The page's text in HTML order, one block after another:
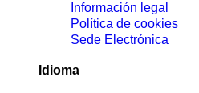
Información legal
Política de cookies
Sede Electrónica
Idioma